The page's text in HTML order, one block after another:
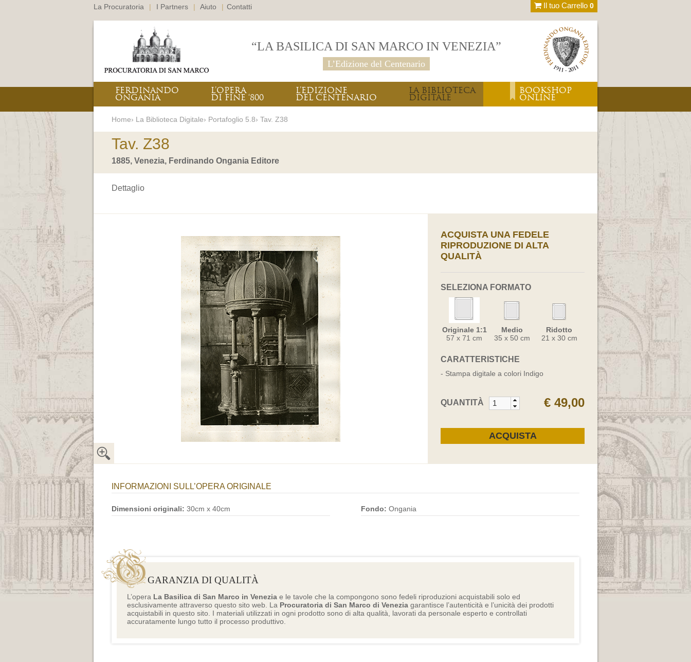
La Procuratoria | I Partners | Aiuto | Contatti Il tuo Carrello 0
“LA BASILICA DI SAN MARCO IN VENEZIA”
L’Edizione del Centenario
FERDINANDO
ONGANIA
L’OPERA
DI FINE ‘800
L’EDIZIONE
DEL CENTENARIO
LA BIBLIOTECA
DIGITALE
BOOKSHOP
ONLINE
Home› La Biblioteca Digitale› Portafoglio 5.8› Tav. Z38
Tav. Z38
1885, Venezia, Ferdinando Ongania Editore
Dettaglio
ACQUISTA UNA FEDELE
RIPRODUZIONE DI ALTA
QUALITÀ
SELEZIONA FORMATO
Originale 1:1
57 x 71 cm
Medio
35 x 50 cm
Ridotto
21 x 30 cm
CARATTERISTICHE
- Stampa digitale a colori Indigo
QUANTITÀ € 49,00
INFORMAZIONI SULL’OPERA ORIGINALE
Dimensioni originali: 30cm x 40cm Fondo: Ongania
GARANZIA DI QUALITÀ
L’opera La Basilica di San Marco in Venezia e le tavole che la compongono sono fedeli riproduzioni acquistabili solo ed
esclusivamente attraverso questo sito web. La Procuratoria di San Marco di Venezia garantisce l’autenticità e l’unicità dei prodotti
acquistabili in questo sito. I materiali utilizzati in ogni prodotto sono di alta qualità, lavorati da personale esperto e controllati
accuratamente lungo tutto il processo produttivo.